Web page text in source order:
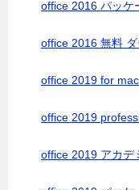
office 2016 パッケ
office 2016 無料
office 2019 for
office 2019
office 2019 アカデ